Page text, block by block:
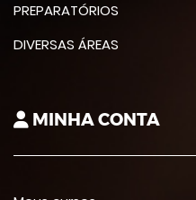
PREPARATÓRIOS
DIVERSAS ÁREAS
MINHA CONTA